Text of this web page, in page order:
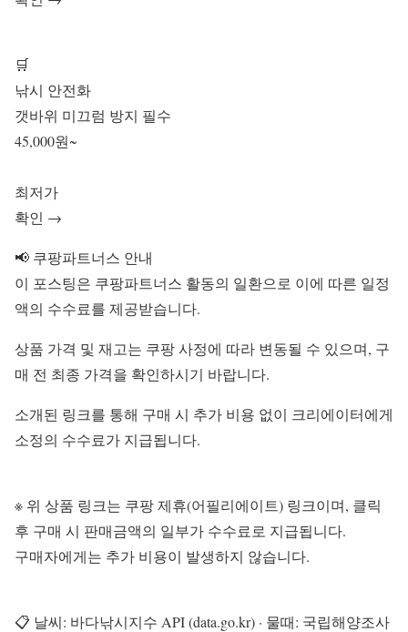
🛒
낚시 안전화
갯바위 미끄럼 방지 필수
45,000원~
최저가
확인 →
📢 쿠팡파트너스 안내
이 포스팅은 쿠팡파트너스 활동의 일환으로 이에 따른 일정
액의 수수료를 제공받습니다.
상품 가격 및 재고는 쿠팡 사정에 따라 변동될 수 있으며, 구
매 전 최종 가격을 확인하시기 바랍니다.
소개된 링크를 통해 구매 시 추가 비용 없이 크리에이터에게
소정의 수수료가 지급됩니다.
※ 위 상품 링크는 쿠팡 제휴(어필리에이트) 링크이며, 클릭
후 구매 시 판매금액의 일부가 수수료로 지급됩니다.
구매자에게는 추가 비용이 발생하지 않습니다.
📋 날씨: 바다낚시지수 API (data.go.kr) · 물때: 국립해양조사